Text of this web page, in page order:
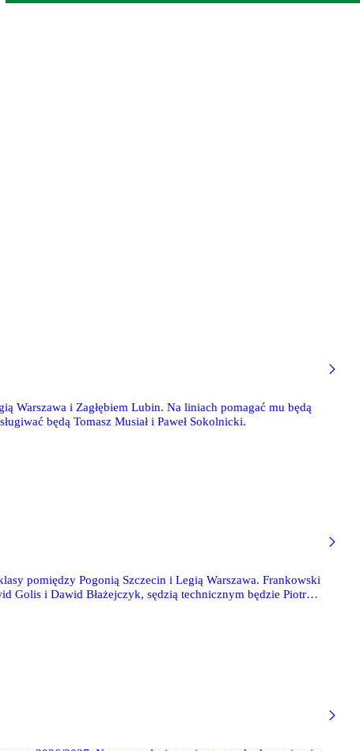
Warszawa i Zagłębiem Lubin. Na liniach pomagać mu będą
będą Tomasz Musiał i Paweł Sokolnicki.
pomiędzy Pogonią Szczecin i Legią Warszawa. Frankowski
Golis i Dawid Błażejczyk, sędzią technicznym będzie Piotr